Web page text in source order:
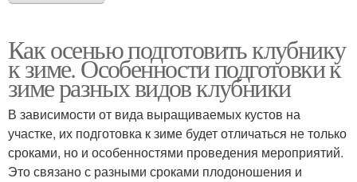
Как осенью подготовить клубнику
к зиме. Особенности подготовки к
зиме разных видов клубники
В зависимости от вида выращиваемых кустов на
участке, их подготовка к зиме будет отличаться не только
сроками, но и особенностями проведения мероприятий.
Это связано с разными сроками плодоношения и